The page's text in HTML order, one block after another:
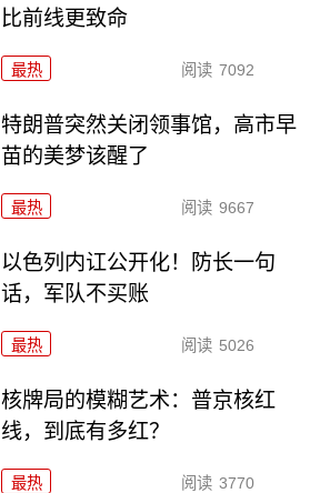
比前线更致命
最热 阅读 7092
特朗普突然关闭领事馆，高市早
苗的美梦该醒了
最热 阅读 9667
以色列内讧公开化！防长一句
话，军队不买账
最热 阅读 5026
核牌局的模糊艺术：普京核红
线，到底有多红？
最热 阅读 3770